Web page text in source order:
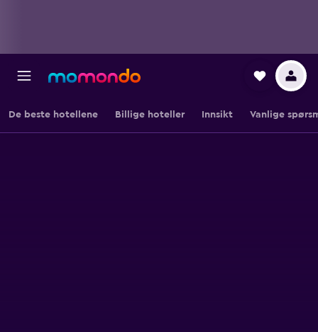
De beste hotellene Billige hoteller Innsikt Vanlige